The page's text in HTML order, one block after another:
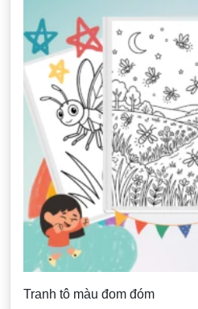
Tranh tô màu đom đóm